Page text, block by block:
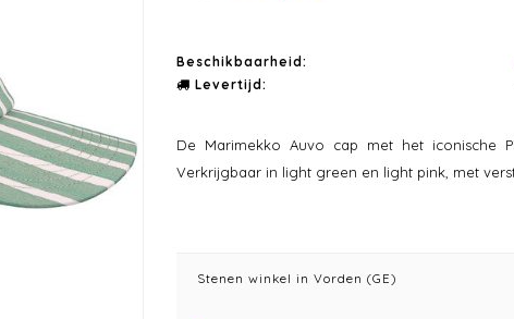
Beschikbaarheid:
Levertijd:
De Marimekko Auvo cap met het iconische
Verkrijgbaar in light green en light pink, met
Stenen winkel in Vorden (GE)